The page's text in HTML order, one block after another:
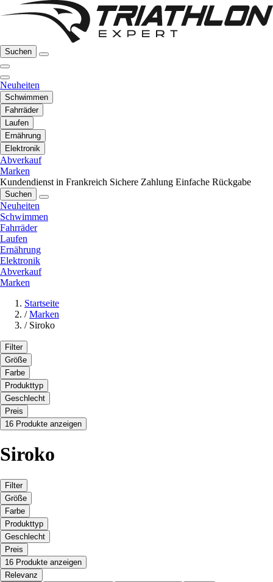
Suchen
Neuheiten
Schwimmen
Fahrräder
Laufen
Ernährung
Elektronik
Abverkauf
Marken
Kundendienst in Frankreich Sichere Zahlung Einfache Rückgabe
Suchen
Neuheiten
Schwimmen
Fahrräder
Laufen
Ernährung
Elektronik
Abverkauf
Marken
Startseite
/ Marken
/ Siroko
Filter
Größe
Farbe
Produkttyp
Geschlecht
Preis
16 Produkte anzeigen
Siroko
Filter
Größe
Farbe
Produkttyp
Geschlecht
Preis
16 Produkte anzeigen
Relevanz